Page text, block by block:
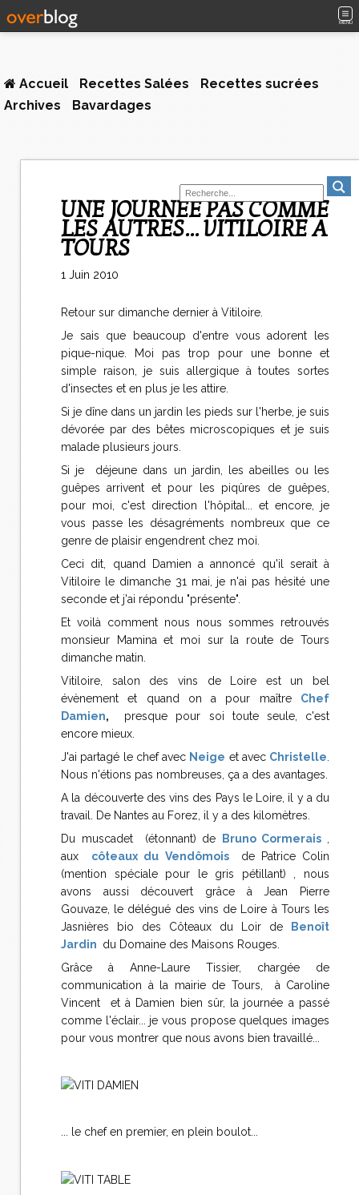
MENU
Accueil Recettes Salées
Recettes sucrées
Archives
Bavardages
UNE JOURNEE PAS COMME
LES AUTRES... VITILOIRE A
TOURS
1 Juin 2010
Retour sur dimanche dernier à Vitiloire.
Je sais que beaucoup d'entre vous adorent les
pique-nique. Moi pas trop pour une bonne et
simple raison, je suis allergique à toutes sortes
d'insectes et en plus je les attire.
Si je dîne dans un jardin les pieds sur l'herbe, je suis
dévorée par des bêtes microscopiques et je suis
malade plusieurs jours.
Si je déjeune dans un jardin, les abeilles ou les
guêpes arrivent et pour les piqûres de guêpes,
pour moi, c'est direction l'hôpital... et encore, je
vous passe les désagréments nombreux que ce
genre de plaisir engendrent chez moi.
Ceci dit, quand Damien a annoncé qu'il serait à
Vitiloire le dimanche 31 mai, je n'ai pas hésité une
seconde et j'ai répondu "présente".
Et voilà comment nous nous sommes retrouvés
monsieur Mamina et moi sur la route de Tours
dimanche matin.
Vitiloire, salon des vins de Loire est un bel
évènement et quand on a pour maître Chef
Damien,
presque pour soi toute seule, c'est
encore mieux.
J'ai partagé le chef avec Neige et avec Christelle
Nous n'étions pas nombreuses, ça a des avantages.
A la découverte des vins des Pays le Loire, il y a du
travail. De Nantes au Forez, il y a des kilomètres.
Du muscadet (étonnant) de
Bruno Cormerais
aux côteaux du Vendômois
de Patrice Colin
(mention spéciale pour le gris pétillant) , nous
avons aussi découvert grâce à Jean Pierre
Gouvaze, le délégué des vins de Loire à Tours les
Jasnières bio des Côteaux du Loir de
Benoît
Jardin du Domaine des Maisons Rouges.
Grâce à Anne-Laure Tissier, chargée de
communication à la mairie de Tours, à Caroline
Vincent et à Damien bien sûr, la journée a passé
comme l'éclair... je vous propose quelques images
pour vous montrer que nous avons bien travaillé...
... le chef en premier, en plein boulot...